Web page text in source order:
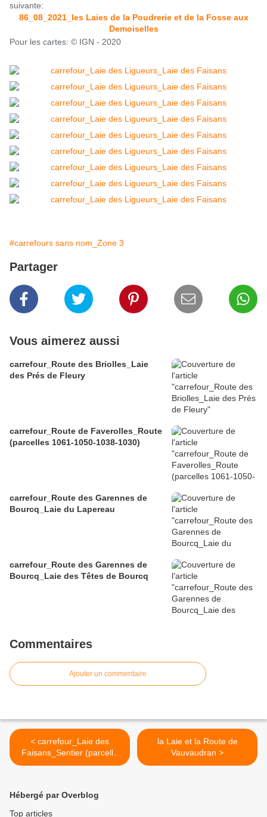
suivante:
86_08_2021_les Laies de la Poudrerie et de la Fosse aux
Demoiselles
Pour les cartes: © IGN - 2020
#carrefours sans nom_Zone 3
Partager
Vous aimerez aussi
carrefour_Route des Briolles_Laie
des Prés de Fleury
carrefour_Route de Faverolles_Route
(parcelles 1061-1050-1038-1030)
carrefour_Route des Garennes de
Bourcq_Laie du Lapereau
carrefour_Route des Garennes de
Bourcq_Laie des Têtes de Bourcq
Commentaires
Ajouter un commentaire
< carrefour_Laie des
Faisans_Sentier (parcelle
834)
la Laie et la Route de
Vauvaudran >
Hébergé par Overblog
Top articles